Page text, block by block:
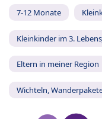
7-12 Monate
Kleinkinder im 3.
Eltern in meiner Region
Wichteln,